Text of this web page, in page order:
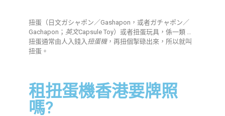
扭蛋（日文ガシャポン／Gashapon，或者ガチャポン／
Gachapon； 英文Capsule Toy）或者扭蛋玩具，係一類 …
扭蛋通常由人入錢入 扭蛋機，再扭個掣碌出來，所以就叫
扭蛋。
租扭蛋機香港要牌照
嗎?